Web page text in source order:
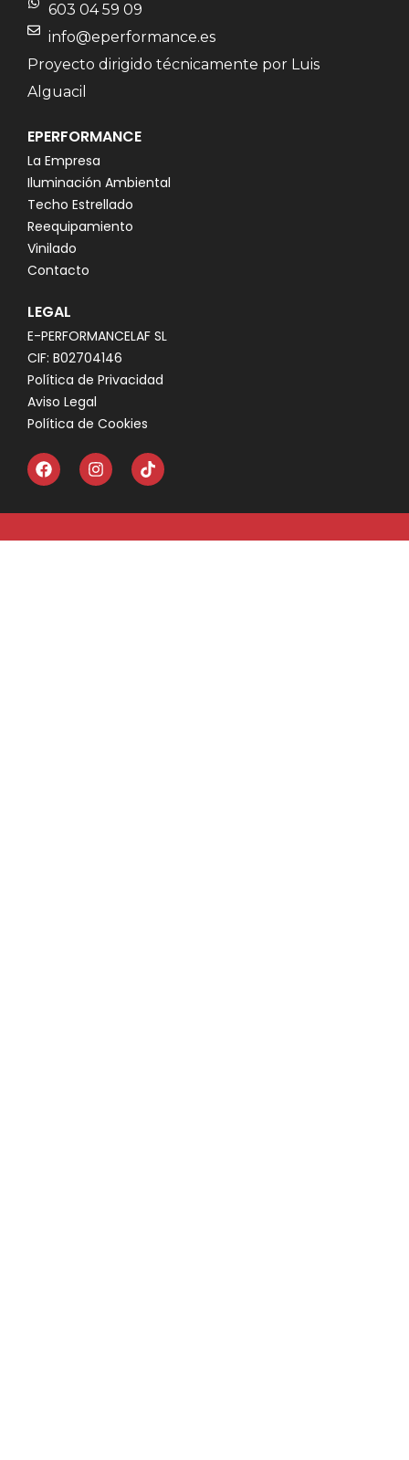
603 04 59 09
info@eperformance.es
Proyecto dirigido técnicamente por Luis
Alguacil
EPERFORMANCE
La Empresa
Iluminación Ambiental
Techo Estrellado
Reequipamiento
Vinilado
Contacto
LEGAL
E-PERFORMANCELAF SL
CIF: B02704146
Política de Privacidad
Aviso Legal
Política de Cookies